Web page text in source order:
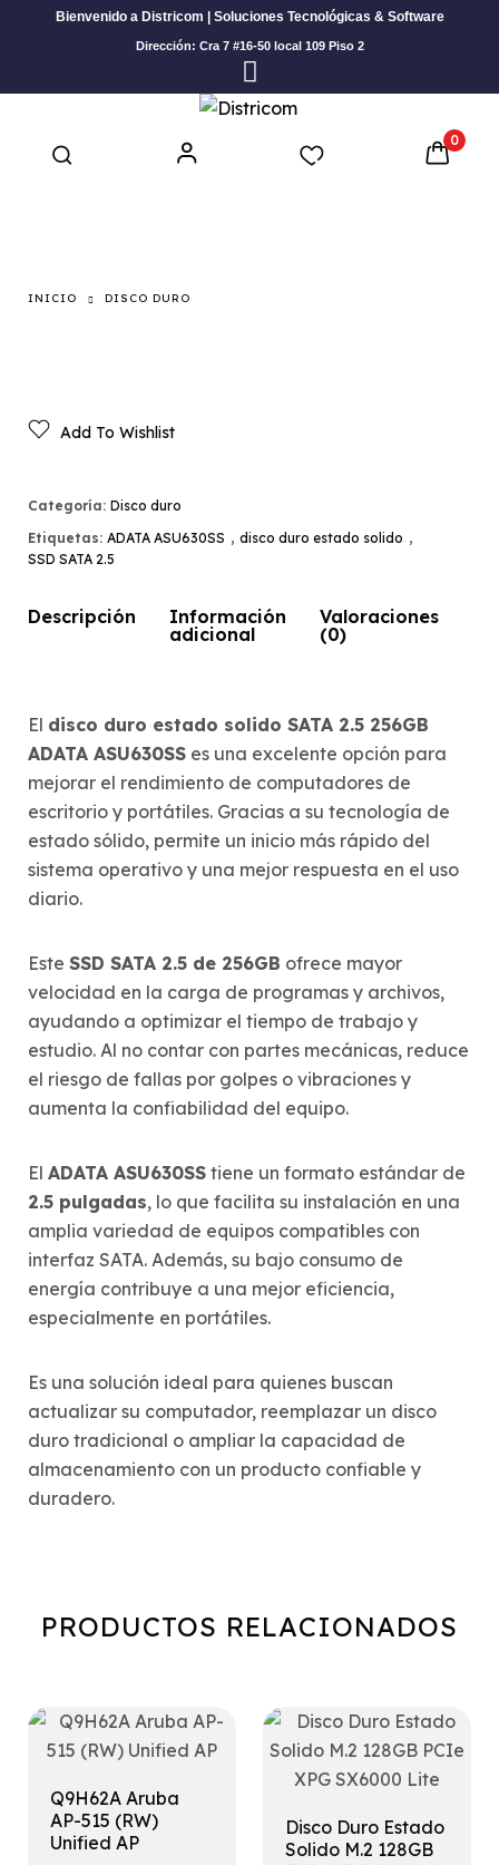
Bienvenido a Districom | Soluciones Tecnológicas & Software
Dirección: Cra 7 #16-50 local 109 Piso 2
0
INICIO DISCO DURO
Add To Wishlist
Categoría: Disco duro
Etiquetas: ADATA ASU630SS , disco duro estado solido ,
SSD SATA 2.5
Descripción
Información
adicional
Valoraciones
(0)
El disco duro estado solido SATA 2.5 256GB
ADATA ASU630SS es una excelente opción para
mejorar el rendimiento de computadores de
escritorio y portátiles. Gracias a su tecnología de
estado sólido, permite un inicio más rápido del
sistema operativo y una mejor respuesta en el uso
diario.
Este SSD SATA 2.5 de 256GB ofrece mayor
velocidad en la carga de programas y archivos,
ayudando a optimizar el tiempo de trabajo y
estudio. Al no contar con partes mecánicas, reduce
el riesgo de fallas por golpes o vibraciones y
aumenta la confiabilidad del equipo.
El ADATA ASU630SS tiene un formato estándar de
2.5 pulgadas, lo que facilita su instalación en una
amplia variedad de equipos compatibles con
interfaz SATA. Además, su bajo consumo de
energía contribuye a una mejor eficiencia,
especialmente en portátiles.
Es una solución ideal para quienes buscan
actualizar su computador, reemplazar un disco
duro tradicional o ampliar la capacidad de
almacenamiento con un producto confiable y
duradero.
PRODUCTOS RELACIONADOS
Q9H62A Aruba
AP-515 (RW)
Unified AP
Disco Duro Estado
Solido M.2 128GB